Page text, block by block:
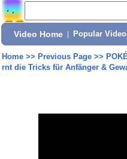
Video Home Popular
Home>> Previous Page>>
rnt die Tricks für Anfänger &